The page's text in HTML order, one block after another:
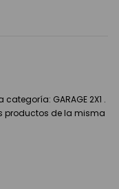
GARAGE 2X1 .
productos de la misma